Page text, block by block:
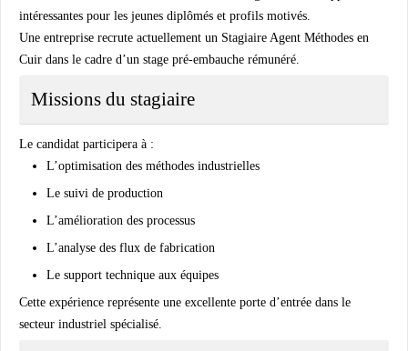
intéressantes pour les jeunes diplômés et profils motivés.
Une entreprise recrute actuellement un Stagiaire Agent Méthodes en
Cuir dans le cadre d’un stage pré-embauche rémunéré.
Missions du stagiaire
Le candidat participera à :
L’optimisation des méthodes industrielles
Le suivi de production
L’amélioration des processus
L’analyse des flux de fabrication
Le support technique aux équipes
Cette expérience représente une excellente porte d’entrée dans le
secteur industriel spécialisé.